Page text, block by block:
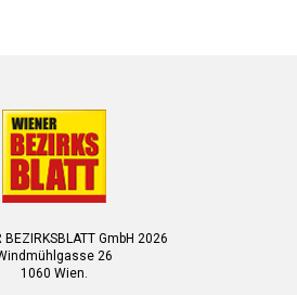
BEZIRKSBLATT GmbH 2026
26
1060 Wien.